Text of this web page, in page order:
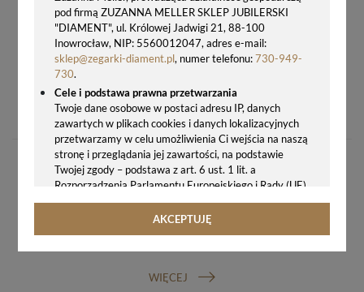
pod firmą ZUZANNA MELLER SKLEP JUBILERSKI
"DIAMENT", ul. Królowej Jadwigi 21, 88-100
Inowrocław, NIP: 5560012047, adres e-mail:
sklep@zegarki-diament.pl, numer telefonu:730-949-
730.
Cele i podstawa prawna przetwarzania
Twoje dane osobowe w postaci adresu IP, danych
zawartych w plikach cookies i danych lokalizacyjnych
przetwarzamy w celu umożliwienia Ci wejścia na naszą
stronę i przeglądania jej zawartości, na podstawie
Twojej zgody – podstawa z art. 6 ust. 1 lit. a
Rozporządzenia Parlamentu Europejskiego i Rady (UE)
2016/679 z 27.04.2016 r. w sprawie ochrony osób
fizycznych w związku z przetwarzaniem danych
AKCEPTUJĘ
BUDZIK KLASYCZNY RÓŻOWE ZŁOTO JVD SRP882.2
76,00 zł
WIĘCEJ